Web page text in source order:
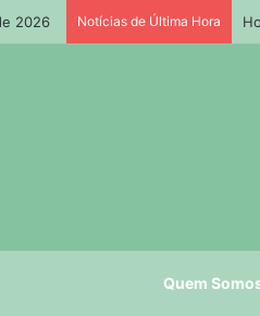
2026 Notícias de Última Hora
Quem